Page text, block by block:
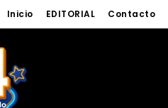
Inicio EDITORIAL Contacto